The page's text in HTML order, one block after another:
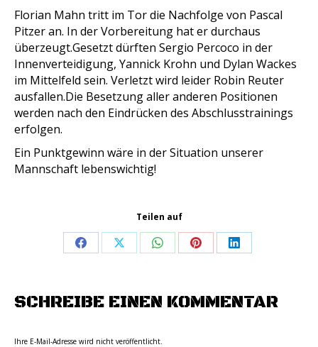
Florian Mahn tritt im Tor die Nachfolge von Pascal
Pitzer an. In der Vorbereitung hat er durchaus
überzeugt.Gesetzt dürften Sergio Percoco in der
Innenverteidigung, Yannick Krohn und Dylan Wackes
im Mittelfeld sein. Verletzt wird leider Robin Reuter
ausfallen.Die Besetzung aller anderen Positionen
werden nach den Eindrücken des Abschlusstrainings
erfolgen.
Ein Punktgewinn wäre in der Situation unserer
Mannschaft lebenswichtig!
Teilen auf
Share
Facebook
Share
X
Share
WhatsApp
Share
Pinterest
Share
LinkedIn
SCHREIBE EINEN KOMMENTAR
Ihre E-Mail-Adresse wird nicht veröffentlicht.